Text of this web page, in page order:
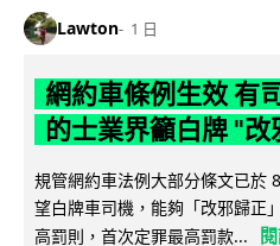
Lawton 1 日
網約車條例生效 有
的士業界籲白牌 "改
規管網約車法例大部分條文已於
望白牌車司機，能夠「改邪歸正
高罰則，首次定罪最高罰款...